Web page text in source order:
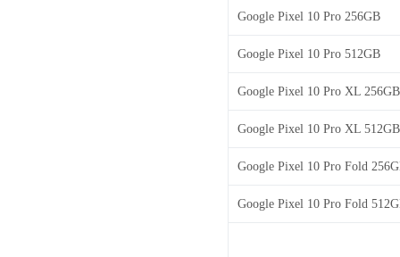
Google Pixel 10 Pro 256GB
Google Pixel 10 Pro 512GB
Google Pixel 10 Pro XL 256GB
Google Pixel 10 Pro XL 512GB
Google Pixel 10 Pro Fold
Google Pixel 10 Pro Fold